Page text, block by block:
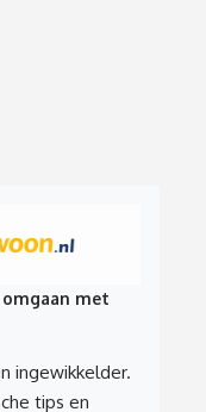
met
ingewikkelder.
tips en